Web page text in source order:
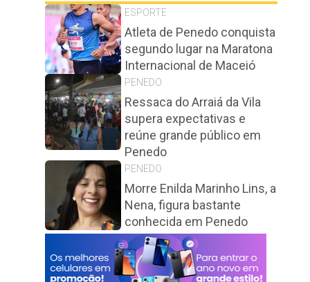
ESPORTE
Atleta de Penedo conquista
segundo lugar na Maratona
Internacional de Maceió
PENEDO
Ressaca do Arraiá da Vila
supera expectativas e
reúne grande público em
Penedo
PENEDO
Morre Enilda Marinho Lins, a
Nena, figura bastante
conhecida em Penedo